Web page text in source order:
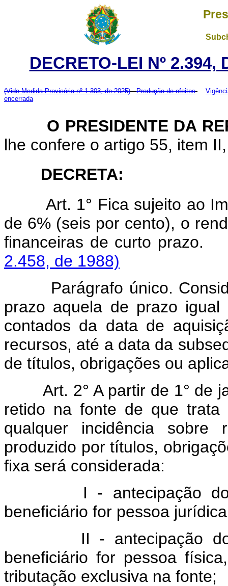
DECRETO-LEI Nº 2.394,
(Vide Medida Provisória nº 1.303, de 2025) Produção de efeitos
encerrada
O PRESIDENTE DA
lhe confere o artigo 55, item
DECRETA:
Art. 1° Fica sujeito ao
de 6% (seis por cento), o
financeiras de
2.458, de 1988)
Parágrafo único.
prazo aquela de prazo
contados da data de
recursos, até a data da
de títulos, obrigações ou
Art. 2° A partir de 1° de
retido na fonte de que
qualquer incidência sobre
produzido por títulos,
fixa será considerada:
I - antecipação do
beneficiário for pessoa
II - antecipação do
beneficiário for pessoa
tributação exclusiva na fonte;